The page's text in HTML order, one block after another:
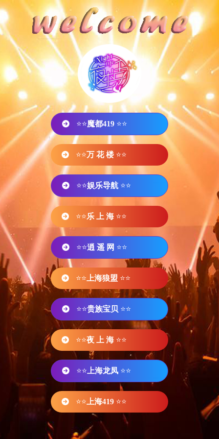
⭐⭐魔都419 ⭐⭐
⭐⭐万 花 楼 ⭐⭐
⭐⭐娱乐导航 ⭐⭐
⭐⭐乐 上 海 ⭐⭐
⭐⭐逍 遥 网 ⭐⭐
⭐⭐ 上海狼盟 ⭐⭐
⭐⭐贵族宝贝 ⭐⭐
⭐⭐夜 上 海 ⭐⭐
⭐⭐ 上海龙凤 ⭐⭐
⭐⭐ 上海419 ⭐⭐